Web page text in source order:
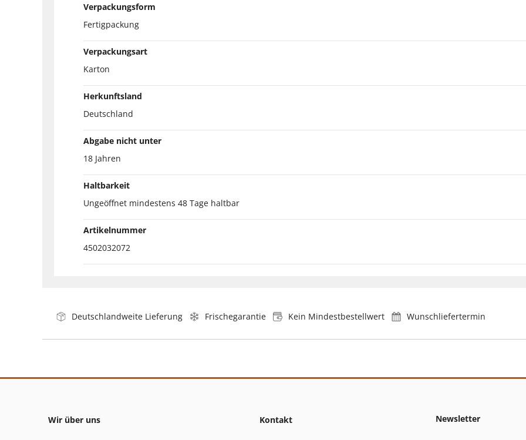
Verpackungsform
Fertigpackung
Verpackungsart
Karton
Herkunftsland
Deutschland
Abgabe nicht unter
18 Jahren
Haltbarkeit
Ungeöffnet mindestens 48 Tage haltbar
Artikelnummer
4502032072
Deutschlandweite Lieferung Frischegarantie Kein Mindestbestellwert Wunschliefertermin
Wir über uns Kontakt Newsletter